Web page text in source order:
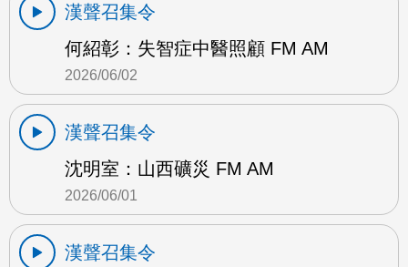
漢聲召集令
何紹彰：失智症中醫照顧 FM AM
2026/06/02
漢聲召集令
沈明室：山西礦災 FM AM
2026/06/01
漢聲召集令